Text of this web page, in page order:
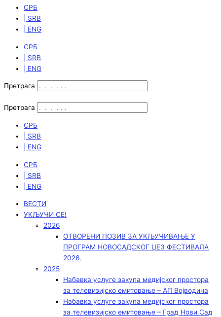
СРБ
| SRB
| ENG
СРБ
| SRB
| ENG
Претрага
Претрага
СРБ
| SRB
| ENG
СРБ
| SRB
| ENG
ВЕСТИ
УКЉУЧИ СЕ!
2026
ОТВОРЕНИ ПОЗИВ ЗА УКЉУЧИВАЊЕ У
ПРОГРАМ НОВОСАДСКОГ ЏЕЗ ФЕСТИВАЛА
2026.
2025
Набавка услуге закупа медијског простора
за телевизијско емитовање – АП Војводинa
Набавка услуге закупа медијског простора
за телевизијско емитовање – Град Нови Сад